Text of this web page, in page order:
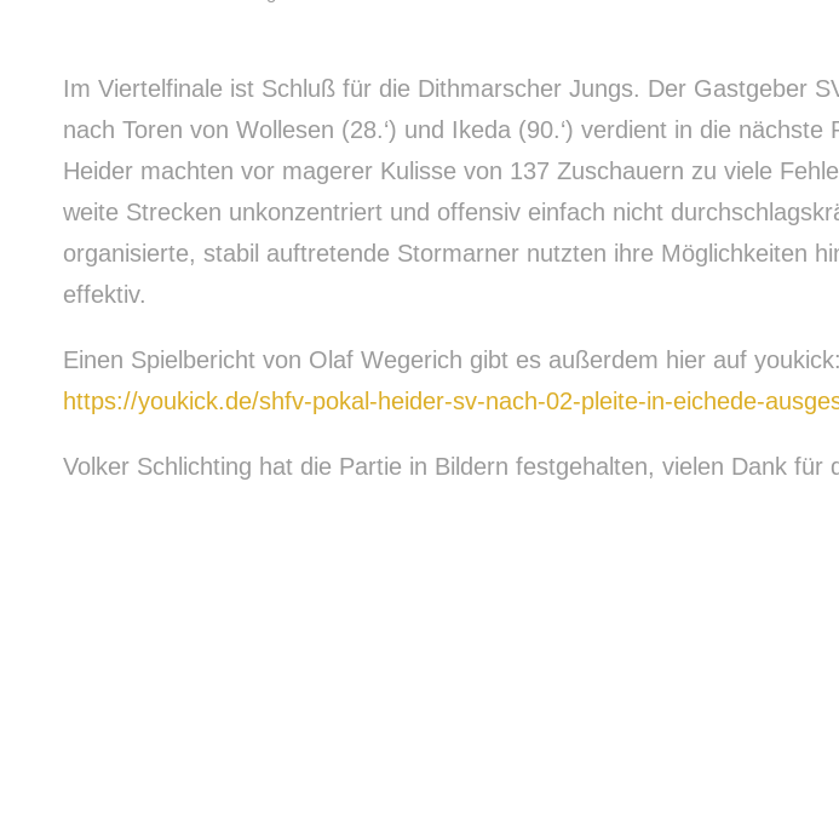
Im Viertelfinale ist Schluß für die Dithmarscher Jungs. Der Gastgeber
nach Toren von Wollesen (28.‘) und Ikeda (90.‘) verdient in die nächste
Heider machten vor magerer Kulisse von 137 Zuschauern zu viele
weite Strecken unkonzentriert und offensiv einfach nicht
organisierte, stabil auftretende Stormarner nutzten ihre Möglichkeiten
effektiv.
Einen Spielbericht von Olaf Wegerich gibt es außerdem hier auf youkick:
https://youkick.de/shfv-pokal-heider-sv-nach-02-pleite-in-eichede-
Volker Schlichting hat die Partie in Bildern festgehalten, vielen Dank für